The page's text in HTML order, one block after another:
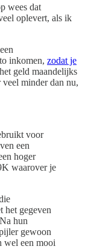
wees dat
oplevert, als ik
inkomen, zodat je
geld maandelijks
minder dan nu,
voor
een
hoger
waarover je
het gegeven
hun
gewoon
wel een mooi